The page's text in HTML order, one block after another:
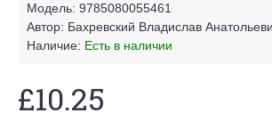
Модель: 9785080055461
Автор: Бахревский Владислав
Наличие: Есть в наличии
£10.25